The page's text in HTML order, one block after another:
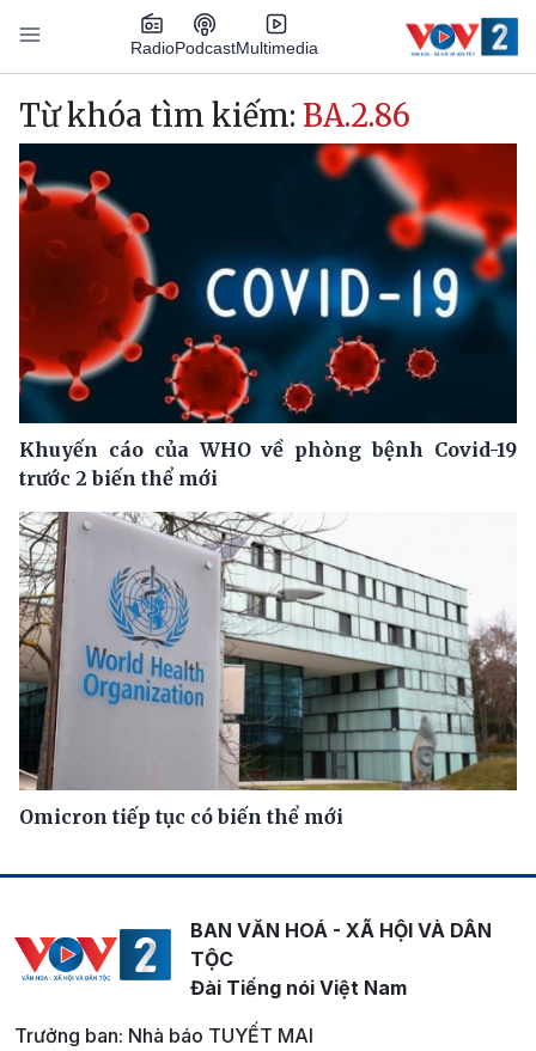
Nhảy đến nội dung
RadioPodcastMultimedia
Main navigation
Từ khóa tìm kiếm: BA.2.86
Khuyến cáo của WHO về phòng bệnh Covid-19
trước 2 biến thể mới
Omicron tiếp tục có biến thể mới
BAN VĂN HOÁ - XÃ HỘI VÀ DÂN
TỘC
Đài Tiếng nói Việt Nam
Trưởng ban: Nhà báo TUYẾT MAI